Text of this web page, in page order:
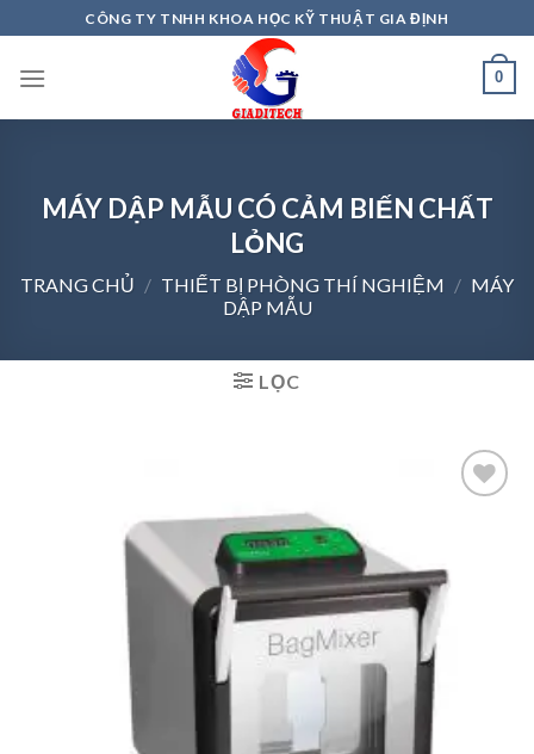
to
content
CÔNG TY TNHH KHOA HỌC KỸ THUẬT GIA ĐỊNH
0
MÁY DẬP MẪU CÓ CẢM BIẾN CHẤT
LỎNG
TRANG CHỦ / THIẾT BỊ PHÒNG THÍ NGHIỆM / MÁY
DẬP MẪU
LỌC
wishlist